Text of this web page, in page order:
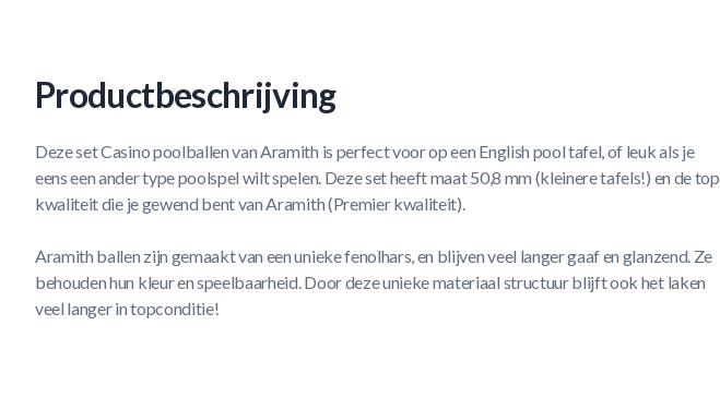
Productbeschrijving
Deze set Casino poolballen van Aramith is perfect voor op een English pool tafel, of leuk als je
eens een ander type poolspel wilt spelen. Deze set heeft maat 50,8 mm (kleinere tafels!) en de top
kwaliteit die je gewend bent van Aramith (Premier kwaliteit).
Aramith ballen zijn gemaakt van een unieke fenolhars, en blijven veel langer gaaf en glanzend. Ze
behouden hun kleur en speelbaarheid. Door deze unieke materiaal structuur blijft ook het laken
veel langer in topconditie!